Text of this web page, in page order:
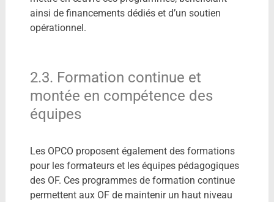
ainsi de financements dédiés et d’un soutien
opérationnel.
2.3. Formation continue et
montée en compétence des
équipes
Les OPCO proposent également des formations
pour les formateurs et les équipes pédagogiques
des OF. Ces programmes de formation continue
permettent aux OF de maintenir un haut niveau